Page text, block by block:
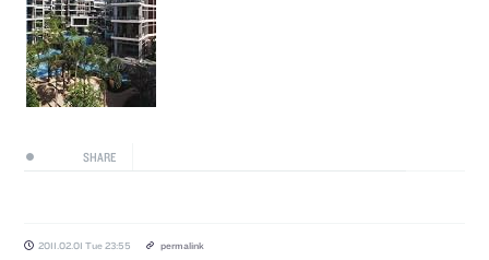
SHARE
2011.02.01 Tue 23:55 permalink